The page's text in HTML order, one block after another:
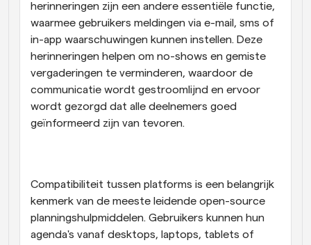
herinneringen zijn een andere essentiële functie,
waarmee gebruikers meldingen via e-mail, sms of
in-app waarschuwingen kunnen instellen. Deze
herinneringen helpen om no-shows en gemiste
vergaderingen te verminderen, waardoor de
communicatie wordt gestroomlijnd en ervoor
wordt gezorgd dat alle deelnemers goed
geïnformeerd zijn van tevoren.
Compatibiliteit tussen platforms is een belangrijk
kenmerk van de meeste leidende open-source
planningshulpmiddelen. Gebruikers kunnen hun
agenda's vanaf desktops, laptops, tablets of